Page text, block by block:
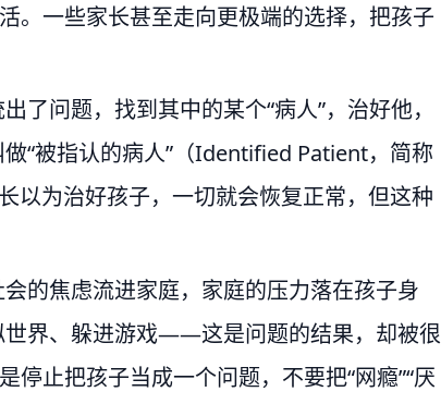
。一些家长甚至走向更极端的选择，把孩子
了问题，找到其中的某个“病人”，治好他，
“被指认的病人”（Identified Patient，简称
以为治好孩子，一切就会恢复正常，但这种
的焦虑流进家庭，家庭的压力落在孩子身
世界、躲进游戏——这是问题的结果，却被很
停止把孩子当成一个问题，不要把“网瘾”“厌